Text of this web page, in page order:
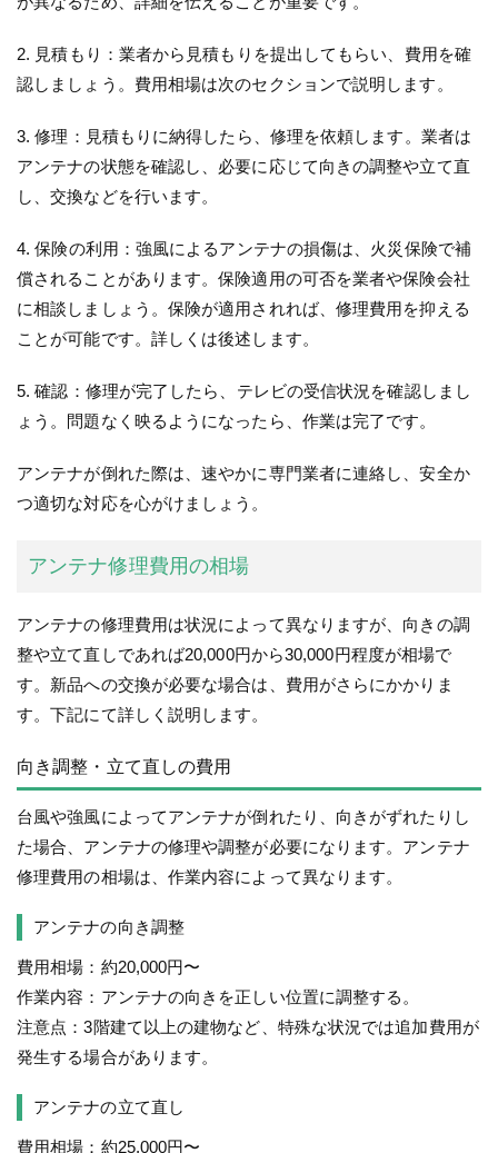
2. 見積もり：業者から見積もりを提出してもらい、費用を確
認しましょう。費用相場は次のセクションで説明します。
3. 修理：見積もりに納得したら、修理を依頼します。業者は
アンテナの状態を確認し、必要に応じて向きの調整や立て直
し、交換などを行います。
4. 保険の利用：強風によるアンテナの損傷は、火災保険で補
償されることがあります。保険適用の可否を業者や保険会社
に相談しましょう。保険が適用されれば、修理費用を抑える
ことが可能です。詳しくは後述します。
5. 確認：修理が完了したら、テレビの受信状況を確認しまし
ょう。問題なく映るようになったら、作業は完了です。
アンテナが倒れた際は、速やかに専門業者に連絡し、安全か
つ適切な対応を心がけましょう。
アンテナ修理費用の相場
アンテナの修理費用は状況によって異なりますが、向きの調
整や立て直しであれば20,000円から30,000円程度が相場で
す。新品への交換が必要な場合は、費用がさらにかかりま
す。下記にて詳しく説明します。
向き調整・立て直しの費用
台風や強風によってアンテナが倒れたり、向きがずれたりし
た場合、アンテナの修理や調整が必要になります。アンテナ
修理費用の相場は、作業内容によって異なります。
アンテナの向き調整
費用相場：約20,000円〜
作業内容：アンテナの向きを正しい位置に調整する。
注意点：3階建て以上の建物など、特殊な状況では追加費用が
発生する場合があります。
アンテナの立て直し
費用相場：約25,000円〜